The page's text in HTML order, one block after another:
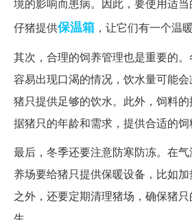
仔猪提供保温箱 ，让它们有一个温
其次，合理的饲养管理也是重要的
容易出现口渴的情况，饮水量可能
猪只提供足够的饮水。此外，饲料
据猪只的年龄和需求，提供合适的饲
最后，冬季还要注意防寒防冻。在
养场要给猪只提供保暖设备，比如
之外，还要定期清理猪场，确保猪